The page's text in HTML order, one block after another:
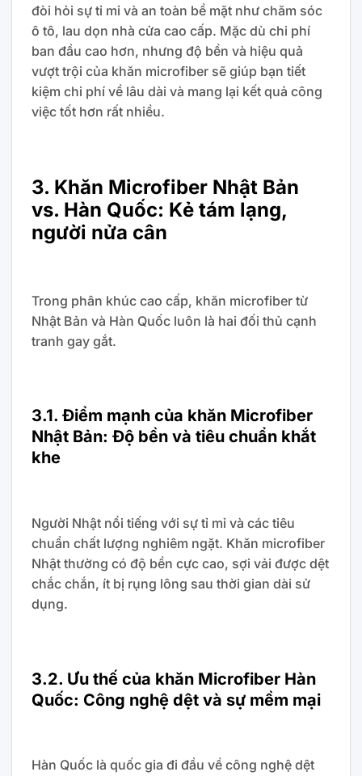
đòi hỏi sự tỉ mỉ và an toàn bề mặt như chăm sóc
ô tô, lau dọn nhà cửa cao cấp. Mặc dù chi phí
ban đầu cao hơn, nhưng độ bền và hiệu quả
vượt trội của khăn microfiber sẽ giúp bạn tiết
kiệm chi phí về lâu dài và mang lại kết quả công
việc tốt hơn rất nhiều.
3. Khăn Microfiber Nhật Bản
vs. Hàn Quốc: Kẻ tám lạng,
người nửa cân
Trong phân khúc cao cấp, khăn microfiber từ
Nhật Bản và Hàn Quốc luôn là hai đối thủ cạnh
tranh gay gắt.
3.1. Điểm mạnh của khăn Microfiber
Nhật Bản: Độ bền và tiêu chuẩn khắt
khe
Người Nhật nổi tiếng với sự tỉ mỉ và các tiêu
chuẩn chất lượng nghiêm ngặt. Khăn microfiber
Nhật thường có độ bền cực cao, sợi vải được dệt
chắc chắn, ít bị rụng lông sau thời gian dài sử
dụng.
3.2. Ưu thế của khăn Microfiber Hàn
Quốc: Công nghệ dệt và sự mềm mại
Hàn Quốc là quốc gia đi đầu về công nghệ dệt